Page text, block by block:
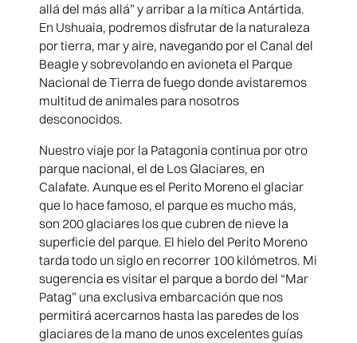
allá del más allá” y arribar a la mítica Antártida.
En Ushuaia, podremos disfrutar de la naturaleza
por tierra, mar y aire, navegando por el Canal del
Beagle y sobrevolando en avioneta el Parque
Nacional de Tierra de fuego donde avistaremos
multitud de animales para nosotros
desconocidos.
Nuestro viaje por la Patagonia continua por otro
parque nacional, el de Los Glaciares, en
Calafate. Aunque es el Perito Moreno el glaciar
que lo hace famoso, el parque es mucho más,
son 200 glaciares los que cubren de nieve la
superficie del parque. El hielo del Perito Moreno
tarda todo un siglo en recorrer 100 kilómetros. Mi
sugerencia es visitar el parque a bordo del “Mar
Patag” una exclusiva embarcación que nos
permitirá acercarnos hasta las paredes de los
glaciares de la mano de unos excelentes guías